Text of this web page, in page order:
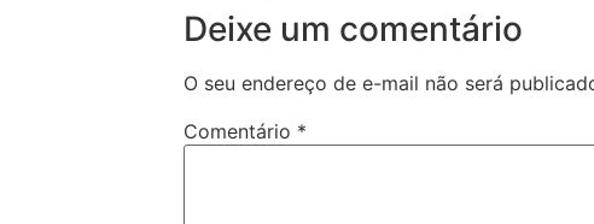
Deixe um comentário
O seu endereço de e-mail não será
Comentário *